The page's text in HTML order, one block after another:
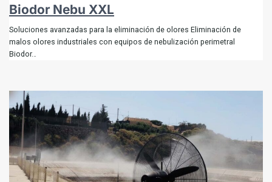
Biodor Nebu XXL
Soluciones avanzadas para la eliminación de olores Eliminación de
malos olores industriales con equipos de nebulización perimetral
Biodor…